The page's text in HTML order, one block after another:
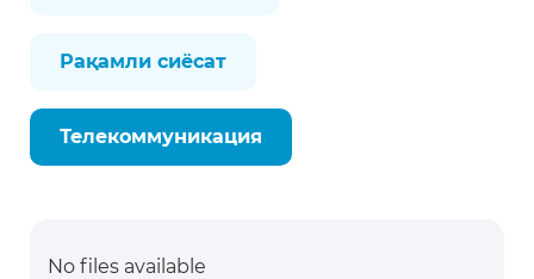
Рақамли сиёсат
Телекоммуникация
No files available